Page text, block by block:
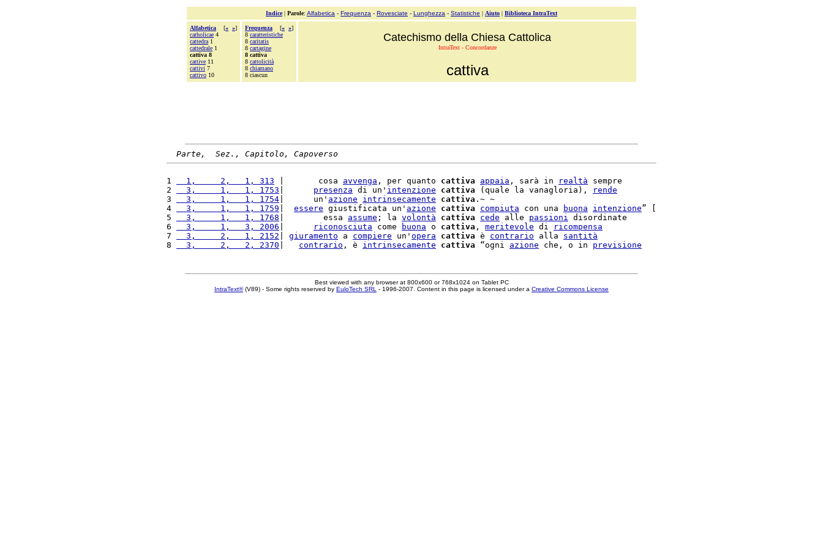
Indice| Parole: Alfabetica - Frequenza - Rovesciate - Lunghezza - Statistiche | Aiuto | Biblioteca IntraText
Alfabetica [« »]
catholicae 4
cattedra 1
cattedrale 1
cattiva 8
cattive 11
cattivi 7
cattivo 10
Frequenza [« »]
8 caratteristiche
8 caritatis
8 cartagine
8 cattiva
8 cattolicità
8 chiamano
8 ciascun
Catechismo della Chiesa Cattolica
IntraText - Concordanze
cattiva
Parte,  Sez., Capitolo, Capoverso
1
  1,     2,   1, 313
|       cosa avvenga , per quanto cattiva appaia , sarà in realtà sempre
2
  3,     1,   1, 1753
presenza di un' intenzione cattiva (quale la vanagloria),
rende
3
  3,     1,   1, 1754
|      un' azione intrinsecamente cattiva .~ ~
4
  3,     1,   1, 1759
essere giustificata un' azione cattiva compiuta con una buona intenzione” [
5
  3,     1,   1, 1768
|        essa assume ; la volontà cattiva cede alle passioni disordinate
6
  3,     1,   3, 2006
riconosciuta come buona o cattiva , meritevole di
ricompensa
7
  3,     2,   1, 2152
giuramento a compiere un' opera cattiva è contrario alla santità
8
  3,     2,   2, 2370
contrario , è intrinsecamente cattiva “ogni azione che, o in previsione
Best viewed with any browser at 800x600 or 768x1024 on Tablet PC
IntraText®(V89) - Some rights reserved by EuloTech SRL - 1996-2007. Content in this page is licensed under a Creative Commons License